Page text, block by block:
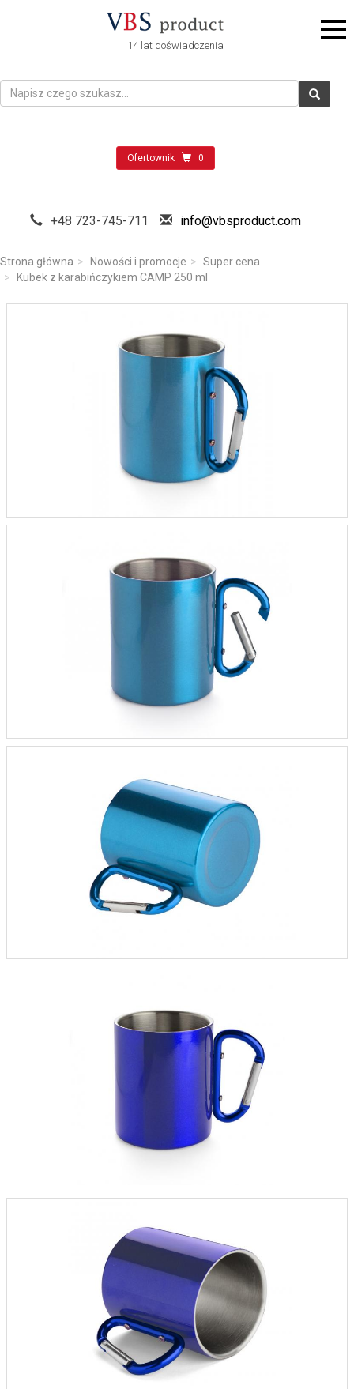
14 lat doświadczenia
Ofertownik 0
+48 723-745-711 info@vbsproduct.com
Strona główna Nowości i promocje
Super cena
Kubek z karabińczykiem CAMP 250 ml